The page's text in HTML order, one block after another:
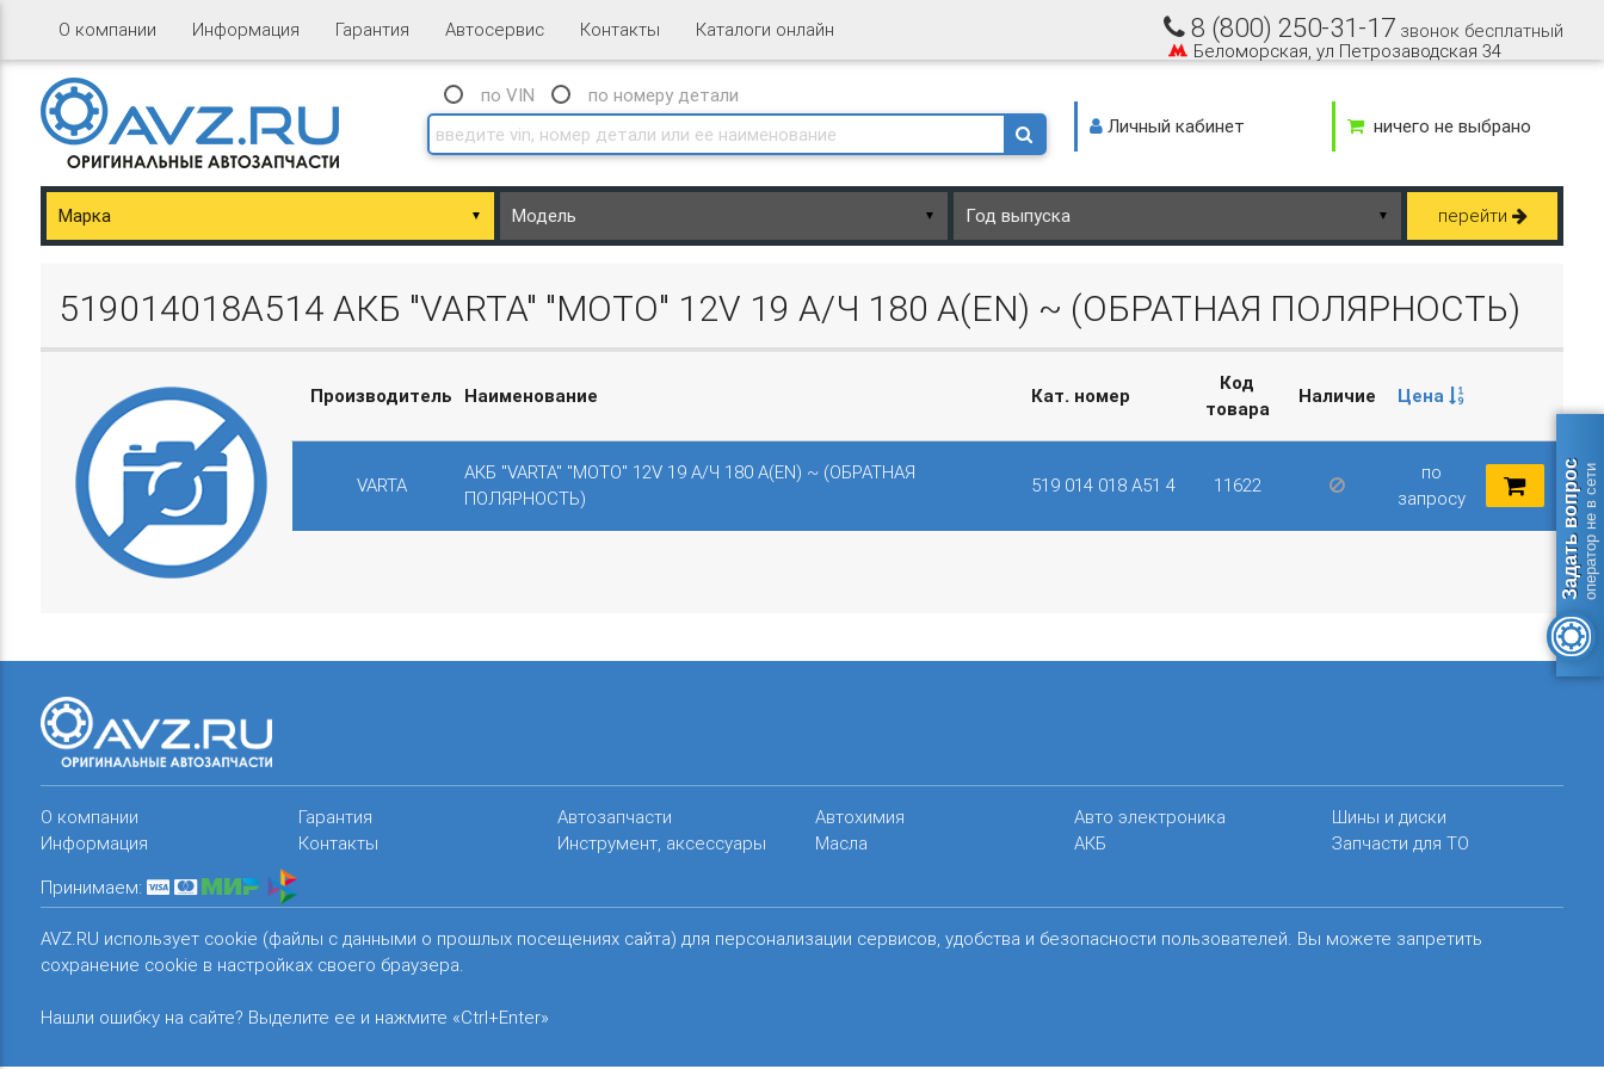
О компании Информация Гарантия Автосервис Контакты Каталоги онлайн
Basket.php
8 (800) 250-31-17 звонок бесплатный
Беломорская, ул Петрозаводская 34
по VIN
по номеру детали
Личный кабинет
ничего не выбрано
▼ ▼ ▼ перейти
519014018A514 АКБ "VARTA" "МОТО" 12V 19 А/Ч 180 А(EN) ~ (ОБРАТНАЯ ПОЛЯРНОСТЬ)
Производитель Наименование Кат. номер
Код
товара
Наличие Цена
VARTA
АКБ "VARTA" "МОТО" 12V 19 А/Ч 180 А(EN) ~ (ОБРАТНАЯ
ПОЛЯРНОСТЬ)
519 014 018 A51 4 11622
по
запросу
О компании
Информация
Гарантия
Контакты
Автозапчасти
Инструмент, аксессуары
Автохимия
Масла
Авто электроника
АКБ
Шины и диски
Запчасти для ТО
Принимаем:
AVZ.RU использует cookie (файлы с данными о прошлых посещениях сайта) для персонализации сервисов, удобства и безопасности пользователей. Вы можете запретить
сохранение cookie в настройках своего браузера.
Нашли ошибку на сайте? Выделите ее и нажмите «Ctrl+Enter»
Задать вопросоператор не в сети